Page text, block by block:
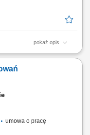
pokaż opis
międzynarodowych,
transportów i terminów
wyników
umowa o pracę